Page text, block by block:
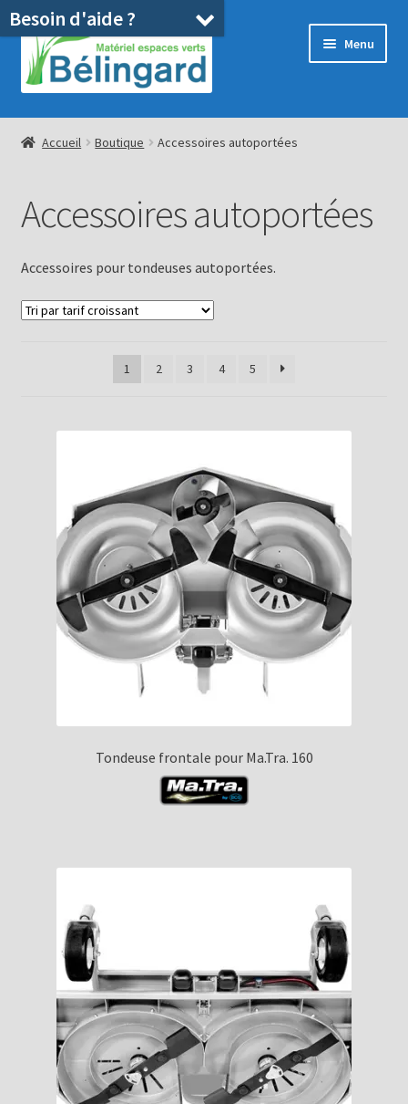
Aller
la
Aller
au
contenu
Menu
Accueil
Location
Pièces détachées/SAV
Occasions
Accueil Boutique Accessoires autoportées
Accessoires autoportées
Accessoires pour tondeuses autoportées.
1 2 3 4 5
Tondeuse frontale pour Ma.Tra. 160
Besoin d'aide ?